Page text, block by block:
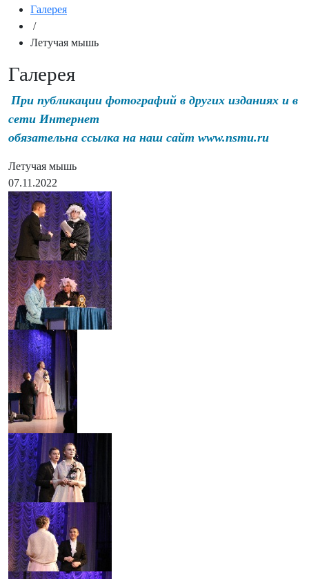
Галерея
/
Летучая мышь
Галерея
При публикации фотографий в других изданиях и в
сети Интернет
обязательна ссылка на наш сайт www.nsmu.ru
Летучая мышь
07.11.2022